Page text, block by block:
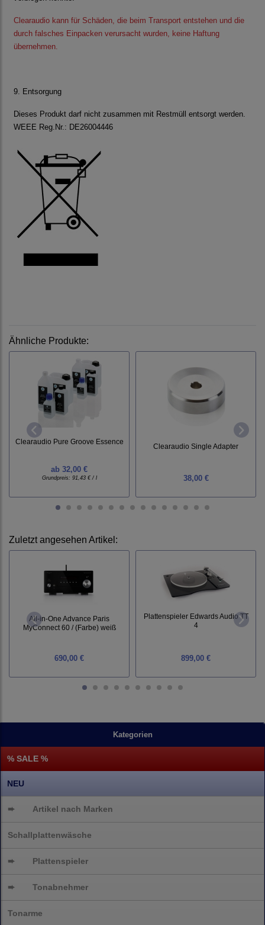
Kategorien
% SALE %
NEU
➨ Artikel nach Marken
Schallplattenwäsche
➨ Plattenspieler
➨ Tonabnehmer
Tonarme
Clearaudio kann für Schäden, die beim Transport entstehen und die
durch falsches Einpacken verursacht wurden, keine Haftung
übernehmen.
9. Entsorgung
Dieses Produkt darf nicht zusammen mit Restmüll entsorgt werden.
WEEE Reg.Nr.: DE26004446
Ähnliche Produkte:
Clearaudio Pure Groove Essence
ab 32,00 €
Grundpreis: 91,43 € / l
Clearaudio Single Adapter
38,00 €
Zuletzt angesehen Artikel:
All-in-One Advance Paris
MyConnect 60 / (Farbe) weiß
690,00 €
Plattenspieler Edwards Audio TT
4
899,00 €